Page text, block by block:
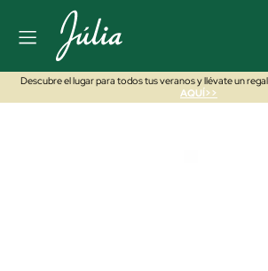
Descubre el lugar para todos tus veranos y llévate un
AQUÍ>>